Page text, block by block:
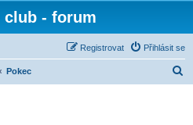
club - forum
Přihlásit se
Registrovat
Pokec